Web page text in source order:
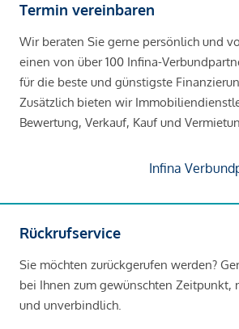
Termin vereinbaren
Wir beraten Sie gerne persönlich und
einen von über 100 Infina-
für die beste und günstigste
Zusätzlich bieten wir
Bewertung, Verkauf, Kauf und
Infina
Rückrufservice
Sie möchten zurückgerufen werden?
bei Ihnen zum gewünschten Zeitpunkt,
und unverbindlich.